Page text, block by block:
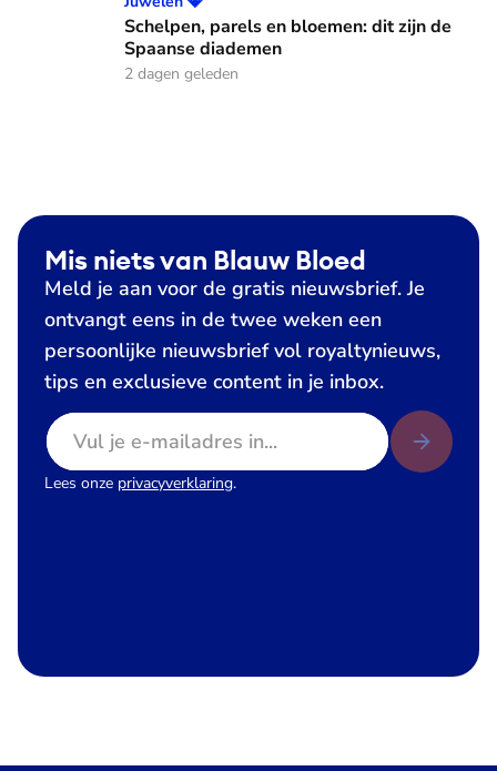
Schelpen, parels en bloemen: dit zijn de
Spaanse diademen
2 dagen geleden
Mis niets van Blauw Bloed
Meld je aan voor de gratis nieuwsbrief. Je
ontvangt eens in de twee weken een
persoonlijke nieuwsbrief vol royaltynieuws,
tips en exclusieve content in je inbox.
E-mailadres
Lees onze privacyverklaring.